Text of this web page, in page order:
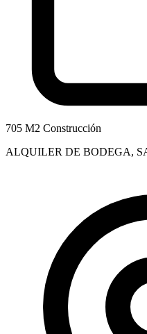
705 M2 Construcción
ALQUILER DE BODEGA,